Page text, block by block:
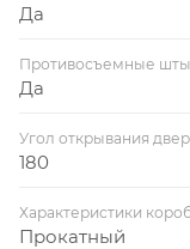
Да
Противосъемные
Да
Угол открывания
180
Характеристики
Прокатный